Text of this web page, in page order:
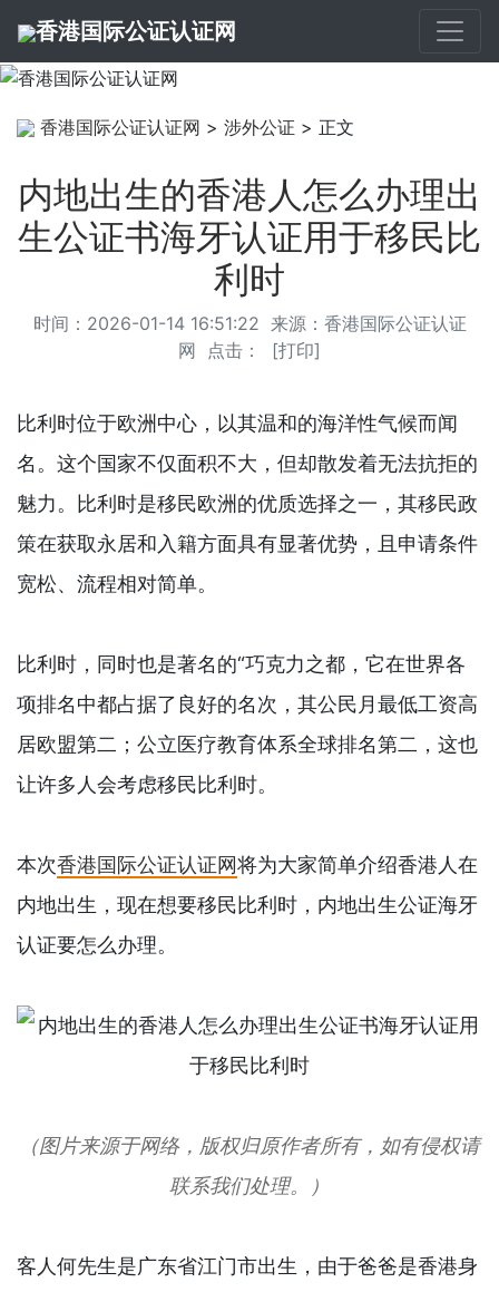
香港国际公证认证网
香港国际公证认证网 > 涉外公证 > 正文
内地出生的香港人怎么办理出
生公证书海牙认证用于移民比
利时
时间：2026-01-14 16:51:22 来源： 香港国际公证认证
网 点击： [打印]
比利时位于欧洲中心，以其温和的海洋性气候而闻
名。这个国家不仅面积不大，但却散发着无法抗拒的
魅力。比利时是移民欧洲的优质选择之一，其移民政
策在获取永居和入籍方面具有显著优势，且申请条件
宽松、流程相对简单。
比利时，同时也是著名的“巧克力之都，它在世界各
项排名中都占据了良好的名次，其公民月最低工资高
居欧盟第二；公立医疗教育体系全球排名第二，这也
让许多人会考虑移民比利时。
本次香港国际公证认证网将为大家简单介绍香港人在
内地出生，现在想要移民比利时，内地出生公证海牙
认证要怎么办理。
（图片来源于网络，版权归原作者所有，如有侵权请
联系我们处理。）
客人何先生是广东省江门市出生，由于爸爸是香港身